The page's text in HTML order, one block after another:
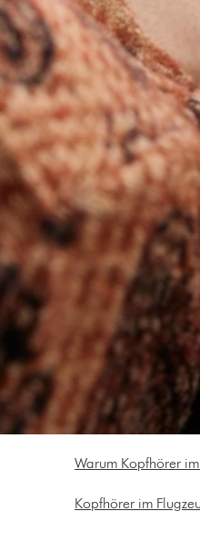
Warum Kopfhörer
Kopfhörer im